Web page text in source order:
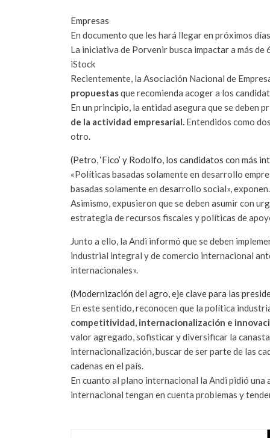
Empresas
En documento que les hará llegar en próximos
La iniciativa de Porvenir busca impactar a más de
iStock
Recientemente, la Asociación Nacional de
propuestasque recomienda acoger a los
En un principio, la entidad asegura que se deben
de la actividad empresarial. Entendidos como
otro.
(Petro, ‘Fico’ y Rodolfo, los candidatos con más
«Políticas basadas solamente en desarrollo
basadas solamente en desarrollo social», exponen.
Asimismo, expusieron que se deben asumir con
estrategia de recursos fiscales y políticas de
Junto a ello, la Andi informó que se deben
industrial integral y de comercio internacional
internacionales».
(Modernización del agro, eje clave para las
En este sentido, reconocen que la política
competitividad, internacionalización e
valor agregado, sofisticar y diversificar la
internacionalización, buscar de ser parte de las
cadenas en el país.
En cuanto al plano internacional la Andi pidió
internacional tengan en cuenta problemas y